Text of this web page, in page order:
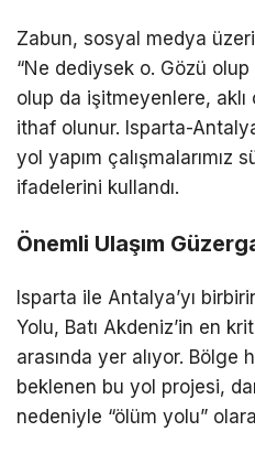
Zabun, sosyal medya
“Ne dediysek o. Gözü
olup da işitmeyenlere,
ithaf olunur. Isparta-
yol yapım çalışmalarımız
ifadelerini kullandı.
Önemli Ulaşım
Isparta ile Antalya’yı
Yolu, Batı Akdeniz’in en
arasında yer alıyor. Bölge
beklenen bu yol projesi,
nedeniyle “ölüm yolu”